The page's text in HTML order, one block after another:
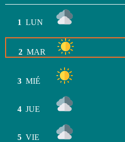
1 LUN
2 MAR
3 MIÉ
4 JUE
5 VIE